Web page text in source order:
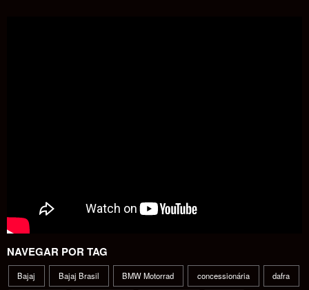
NAVEGAR POR TAG
Bajaj Bajaj Brasil BMW Motorrad concessionária dafra